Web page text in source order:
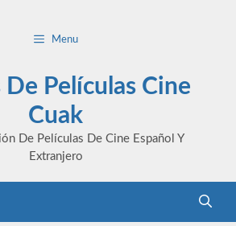
Menu
Películas Cine
Cuak
De Películas De Cine Español Y
Extranjero